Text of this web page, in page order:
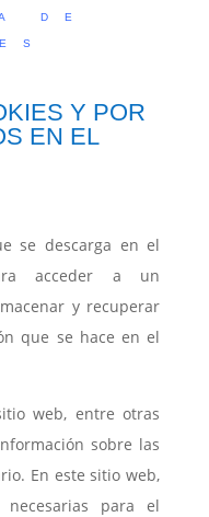
DE
Y POR
EN EL
se descarga en el
acceder a un
y recuperar
que se hace en el
web, entre otras
sobre las
En este sitio web,
para el